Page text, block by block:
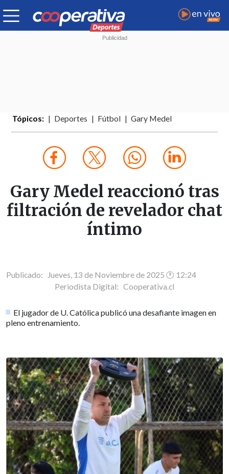
Tópicos: Deportes Fútbol Gary Medel
Gary Medel reaccionó tras
filtración de revelador chat
íntimo
Publicado: Jueves, 13 de Noviembre de 2025 🕐 12:24
Periodista Digital: Cooperativa.cl
El jugador de U. Católica publicó una desafiante imagen en
pleno entrenamiento.